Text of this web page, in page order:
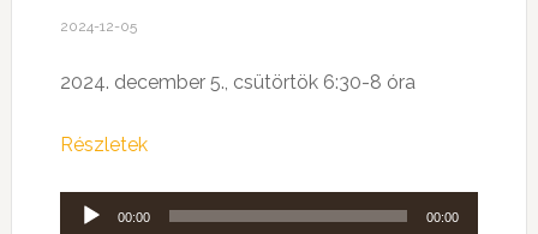
2024-12-05
2024. december 5., csütörtök 6:30-8 óra
Részletek
Audió
00:00 00:00